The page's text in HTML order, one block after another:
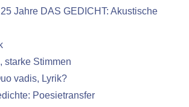
Jahre DAS GEDICHT: Akustische
starke Stimmen
vadis, Lyrik?
Poesietransfer